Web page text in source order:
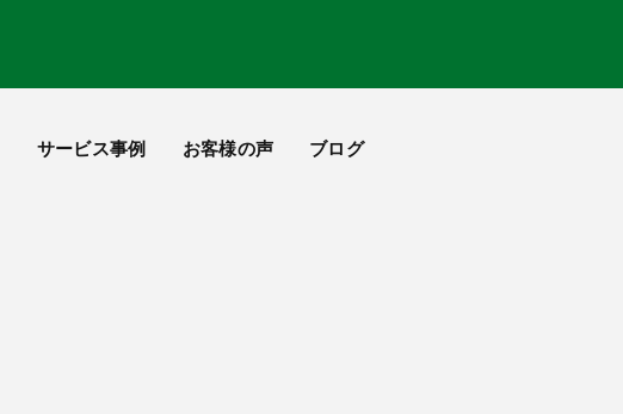
サービス事例 お客様の声 ブログ